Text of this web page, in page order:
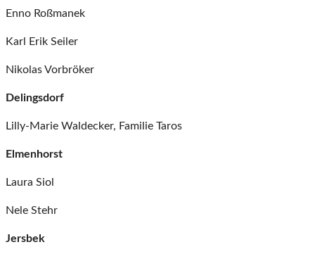
Enno Roßmanek
Karl Erik Seiler
Nikolas Vorbröker
Delingsdorf
Lilly-Marie Waldecker, Familie Taros
Elmenhorst
Laura Siol
Nele Stehr
Jersbek